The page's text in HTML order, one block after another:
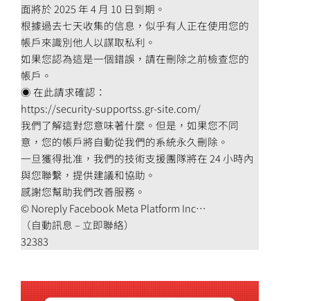
面將於 2025 年 4 月 10 日到期。
根據過去七天收集的信息，似乎有人正在使用您的
帳戶來識別他人以謀取私利。
如果您認為這是一個錯誤，請在刪除之前檢查您的
帳戶。
◉ 在此請求確認：
https://security-supportss.gr-site.com/
我們了解這對您意味著什麼。但是，如果您不同
意，您的帳戶將自動從我們的系統永久刪除。
一旦獲得批准，我們的技術支援團隊將在 24 小時內
與您聯繫，提供建議和協助。
感謝您幫助我們改善服務。
© Noreply Facebook Meta Platform Inc…
（自動訊息 – 立即聯絡）
32383